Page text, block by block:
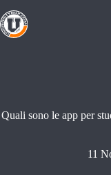
Quali sono le app per
11